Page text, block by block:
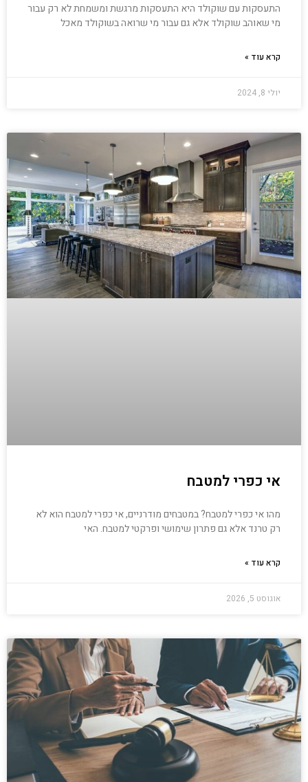
התעסקות עם שוקולד היא התעסקות מרגשת ומשמחת לא רק עבור
מי שאוהב שוקולד אלא גם עבור מי שרואה בשוקולד מאכל
קרא עוד »
יולי 8, 2024
אי כפרי למטבח
מהו אי כפרי למטבח? במטבחים מודרניים, אי כפרי למטבח הוא לא
רק טרנד אלא גם פתרון שימושי ופרקטי למטבח. האי
קרא עוד »
אוגוסט 5, 2026